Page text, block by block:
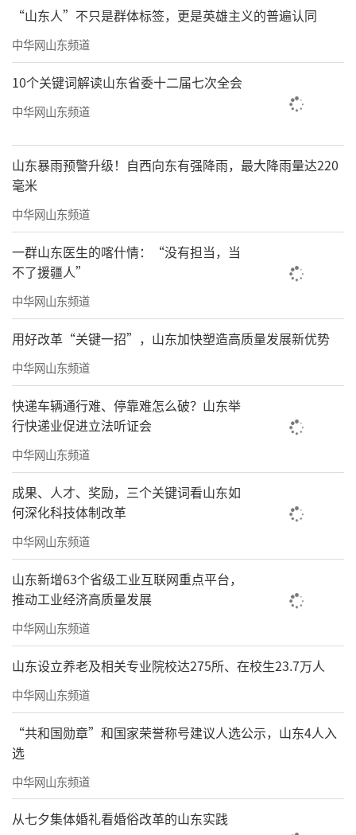
苍山叠翠136×68cm
苍山秋色68×68cm
“山东人”不只是群体标签，更是英雄主义的普遍认同
中华网山东频道
10个关键词解读山东省委十二届七次全会
中华网山东频道
山东暴雨预警升级！自西向东有强降雨，最大降雨量达220
毫米
中华网山东频道
一群山东医生的喀什情：“没有担当，当
不了援疆人”
中华网山东频道
用好改革“关键一招”，山东加快塑造高质量发展新优势
中华网山东频道
快递车辆通行难、停靠难怎么破？山东举
行快递业促进立法听证会
中华网山东频道
成果、人才、奖励，三个关键词看山东如
何深化科技体制改革
中华网山东频道
山东新增63个省级工业互联网重点平台，
推动工业经济高质量发展
中华网山东频道
山东设立养老及相关专业院校达275所、在校生23.7万人
中华网山东频道
“共和国勋章”和国家荣誉称号建议人选公示，山东4人入
选
中华网山东频道
从七夕集体婚礼看婚俗改革的山东实践